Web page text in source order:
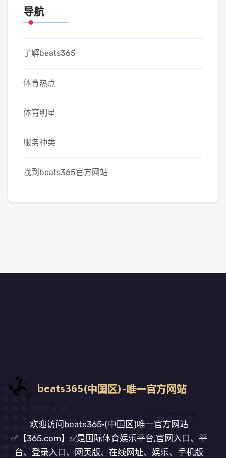
导航
了解beats365
体育热点
体育明星
服务种类
找到beats365官方网站
欢迎访问beats365·(中国区)唯一官方网站
✅【365.com】✅是国际体育娱乐平台,官网入口、平
台、登录入口、网页版、在线网址、娱乐、手机版